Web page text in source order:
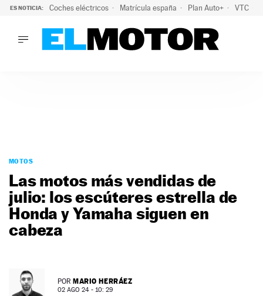
ES NOTICIA: Coches eléctricos Matrícula españa Plan Auto+ VTC
PODCAST
MOTOS
TECNOLOGÍA
SUPERCOCHES
MOTORTV
NEWSLETTER
MOTOS
Las motos más vendidas de
julio: los escúteres estrella de
Honda y Yamaha siguen en
cabeza
POR MARIO HERRÁEZ
02 AGO 24 - 10: 29